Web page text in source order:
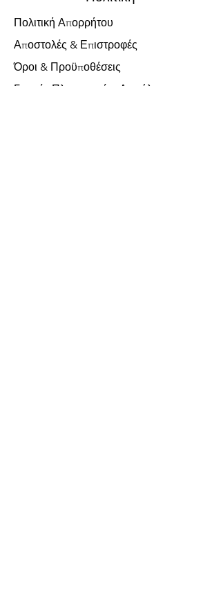
Πολιτική Απορρήτου
Αποστολές & Επιστροφές
Όροι & Προϋποθέσεις
Γενικές Πληροφορίες Ασφάλειας